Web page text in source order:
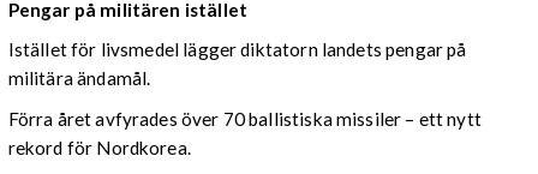
Pengar på militären istället
Istället för livsmedel lägger diktatorn landets pengar på
militära ändamål.
Förra året avfyrades över 70 ballistiska missiler – ett nytt
rekord för Nordkorea.